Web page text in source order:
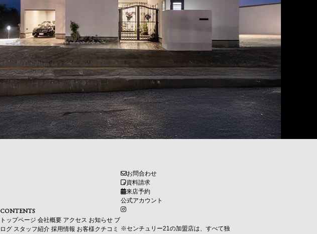
CONTENTS
トップページ 会社概要 アクセス お知らせ ブ
ログ スタッフ紹介 採用情報 お客様クチコミ
お問合わせ
資料請求
来店予約
公式アカウント
※センチュリー21の加盟店は、すべて独